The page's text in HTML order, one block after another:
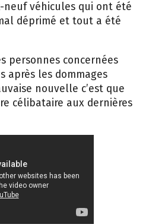
neuf véhicules qui ont été
déprimé et tout a été
personnes concernées
après les dommages
nouvelle c’est que
célibataire aux dernières